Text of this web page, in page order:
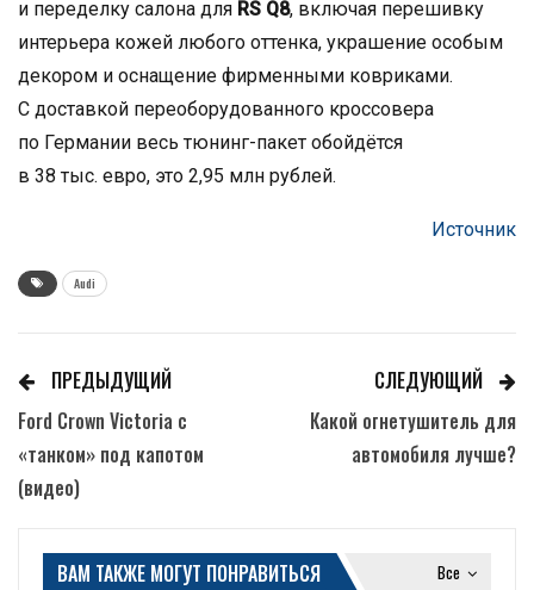
и переделку салона для RS Q8, включая перешивку
интерьера кожей любого оттенка, украшение особым
декором и оснащение фирменными ковриками.
С доставкой переоборудованного кроссовера
по Германии весь тюнинг-пакет обойдётся
в 38 тыс. евро, это 2,95 млн рублей.
Источник
Audi
ПРЕДЫДУЩИЙ
Ford Crown Victoria с
«танком» под капотом
(видео)
СЛЕДУЮЩИЙ
Какой огнетушитель для
автомобиля лучше?
Все
ВАМ ТАКЖЕ МОГУТ ПОНРАВИТЬСЯ